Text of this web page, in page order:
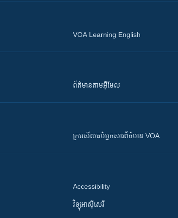
VOA Learning English
ព័ត៌មាន​តាម​អ៊ីមែល
ក្រម​​​សីលធម៌​​​អ្នក​​​សារព័ត៌មាន VOA
Accessibility
វិទ្យុ​អាស៊ី​សេរី